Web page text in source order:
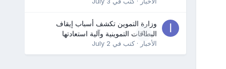
0
وزارة التموين تكشف أسباب إيقاف
البطاقات التموينية وآلية استعادتها
الأخبار · كتب في July 2